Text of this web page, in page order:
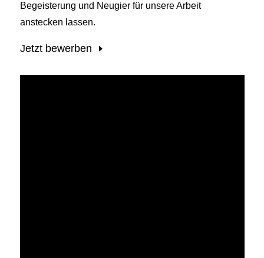
Begeisterung und Neugier für unsere Arbeit
anstecken lassen.
Jetzt bewerben